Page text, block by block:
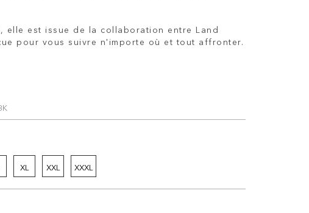
elle est issue de la collaboration entre Land
pour vous suivre n'importe où et tout affronter.
XL XXL XXXL